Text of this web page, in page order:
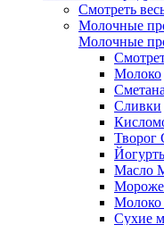
Смотреть
Молочные
Молочные
Молоко
Сметана
Сливки
Творог
Масло
Молоко
Сухие